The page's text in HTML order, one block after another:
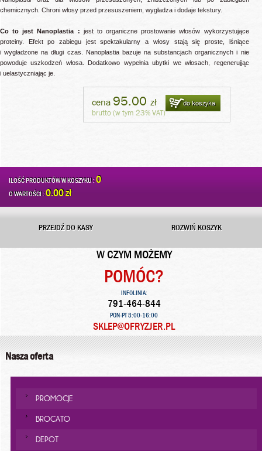
chemicznych. Chroni włosy przed przesuszeniem, wygładza i dodaje tekstury.
Co to jest Nanoplastia : jest to organiczne prostowanie włosów wykorzystujące
proteiny. Efekt po zabiegu jest spektakularny a włosy stają się proste, lśniące
i wygładzone na długi czas. Nanoplastia bazuje na substancjach organicznych i nie
powoduje uszkodzeń włosa. Dodatkowo wypełnia ubytki we włosach, regenerujjąc
i uelastyczniając je.
cena 95.00 zł
brutto (w tym 23% VAT)
do koszyka
ILOŚĆ PRODUKTÓW W KOSZYKU :0
O WARTOŚCI :0.00 zł
PRZEJDŹ DO KASY ROZWIŃ KOSZYK
W CZYM MOŻEMY
POMÓC?
INFOLINIA:
791-464-844
PON-PT 8:00-16:00
SKLEP@OFRYZJER.PL
Nasza oferta
PROMOCJE
BROCATO
DEPOT